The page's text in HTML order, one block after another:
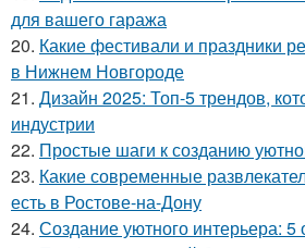
для вашего гаража
20. Какие фестивали и праздники
в Нижнем Новгороде
21. Дизайн 2025: Топ-5 трендов,
индустрии
22. Простые шаги к созданию
23. Какие современные
есть в Ростове-на-Дону
24. Создание уютного интерьера: